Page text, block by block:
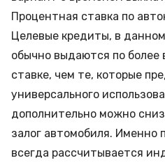
Процентная ставка по
Целевые кредиты, в
обычно выдаются по более
ставке, чем те, которые
универсального
дополнительно можно
залог автомобиля. Именно
всегда рассчитывается